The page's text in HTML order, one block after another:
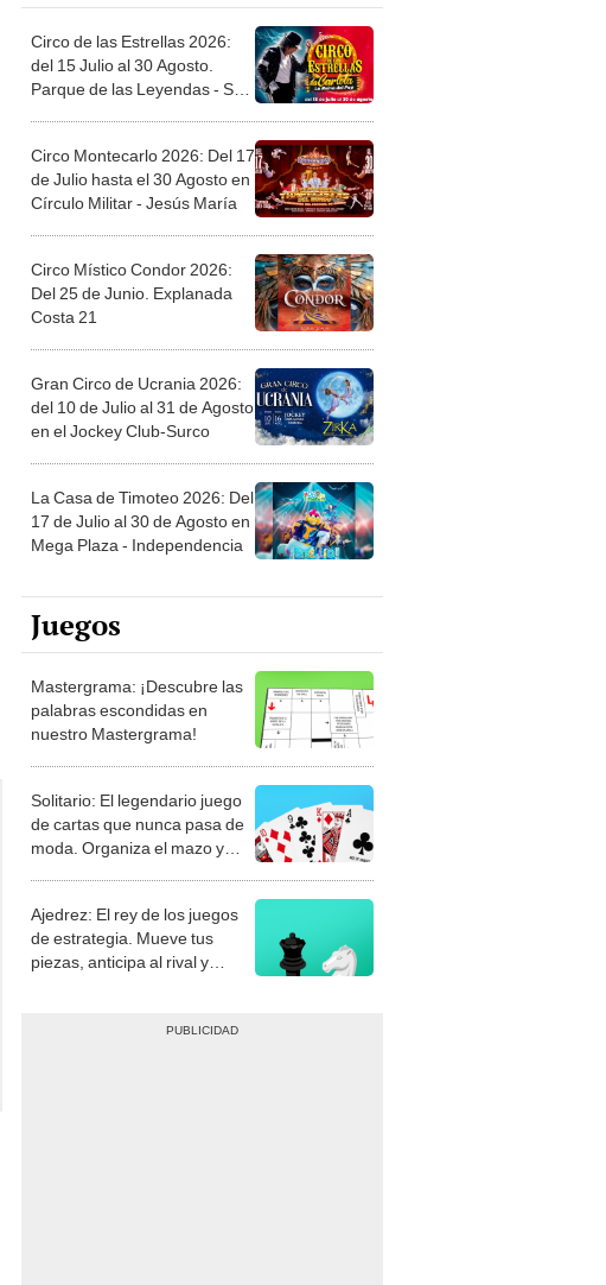
Circo de las Estrellas 2026:
del 15 Julio al 30 Agosto.
Parque de las Leyendas - San
Circo Montecarlo 2026: Del 17
de Julio hasta el 30 Agosto en
Círculo Militar - Jesús María
Circo Místico Condor 2026:
Del 25 de Junio. Explanada
Costa 21
Gran Circo de Ucrania 2026:
del 10 de Julio al 31 de Agosto
en el Jockey Club-Surco
La Casa de Timoteo 2026: Del
17 de Julio al 30 de Agosto en
Mega Plaza - Independencia
Juegos
Mastergrama: ¡Descubre las
palabras escondidas en
nuestro Mastergrama!
Solitario: El legendario juego
de cartas que nunca pasa de
moda. Organiza el mazo y
Ajedrez: El rey de los juegos
de estrategia. Mueve tus
piezas, anticipa al rival y